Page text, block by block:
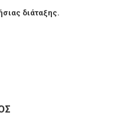
διάταξης.